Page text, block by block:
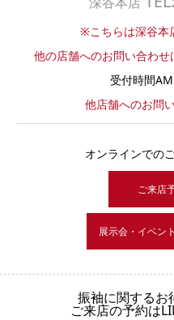
※こちらは深谷本
他の店舗へのお問い合わせ
受付時間
他店舗へのお問
オンラインでの
ご来店
展示会・イベン
振袖に関するお
ご来店の予約は